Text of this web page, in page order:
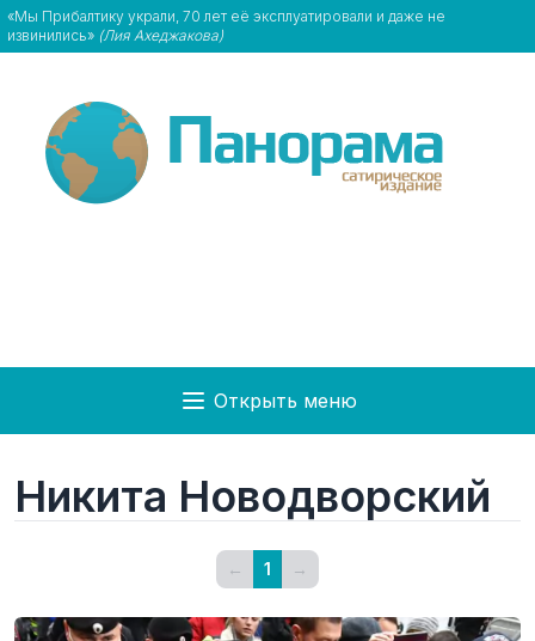
«Мы Прибалтику украли, 70 лет её эксплуатировали и даже не
извинились» (Лия Ахеджакова)
Открыть меню
Никита Новодворский
← 1 →